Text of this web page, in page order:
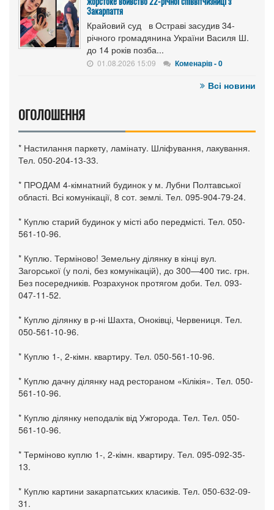
Закарпаття
Крайовий суд в Остраві засудив 34-
річного громадянина України Василя Ш.
до 14 років позба...
01.08.2026 15:09 Коменарів - 0
Всі новини
ОГОЛОШЕННЯ
* Настилання паркету, ламінату. Шліфування, лакування.
Тел. 050-204-13-33.
* ПРОДАМ 4-кімнатний будинок у м. Лубни Полтавської
області. Всі комунікації, 8 сот. землі. Тел. 095-904-79-24.
* Куплю старий будинок у місті або передмісті. Тел. 050-
561-10-96.
* Куплю. Терміново! Земельну ділянку в кінці вул.
Загорської (у полі, без комунікацій), до 300—400 тис. грн.
Без посередників. Розрахунок протягом доби. Тел. 093-
047-11-52.
* Куплю ділянку в р-ні Шахта, Оноківці, Червениця. Тел.
050-561-10-96.
* Куплю 1-, 2-кімн. квартиру. Тел. 050-561-10-96.
* Куплю дачну ділянку над рестораном «Кілікія». Тел. 050-
561-10-96.
* Куплю ділянку неподалік від Ужгорода. Тел. Тел. 050-
561-10-96.
* Терміново куплю 1-, 2-кімн. квартиру. Тел. 095-092-35-
13.
* Куплю картини закарпатських класиків. Тел. 050-632-09-
31.